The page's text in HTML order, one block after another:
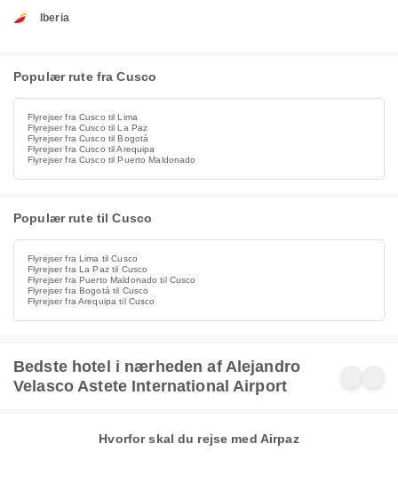
Iberia
Populær rute fra Cusco
Flyrejser fra Cusco til Lima
Flyrejser fra Cusco til La Paz
Flyrejser fra Cusco til Bogotá
Flyrejser fra Cusco til Arequipa
Flyrejser fra Cusco til Puerto Maldonado
Populær rute til Cusco
Flyrejser fra Lima til Cusco
Flyrejser fra La Paz til Cusco
Flyrejser fra Puerto Maldonado til Cusco
Flyrejser fra Bogotá til Cusco
Flyrejser fra Arequipa til Cusco
Bedste hotel i nærheden af Alejandro
Velasco Astete International Airport
Hvorfor skal du rejse med Airpaz